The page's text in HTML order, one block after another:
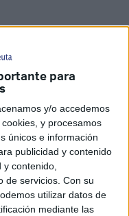
para
y/o accedemos
y procesamos
únicos e información
publicidad y contenido
y contenido,
de servicios. Con su
utilizar datos de
mediante las
de pertenencia
ve en pocos sitios
multitud de hinchas
para arropar al
que el Ceuta